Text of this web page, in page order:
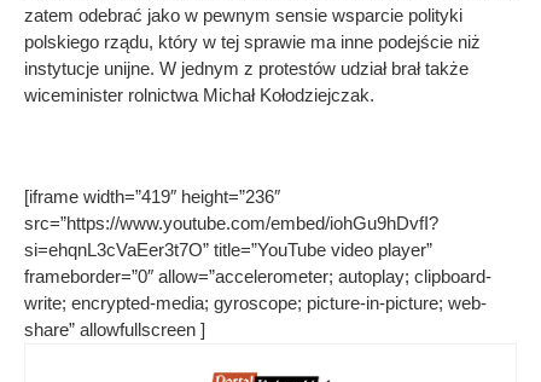
zatem odebrać jako w pewnym sensie wsparcie polityki
polskiego rządu, który w tej sprawie ma inne podejście niż
instytucje unijne. W jednym z protestów udział brał także
wiceminister rolnictwa Michał Kołodziejczak.
[iframe width=”419″ height=”236″
src=”https://www.youtube.com/embed/iohGu9hDvfI?
si=ehqnL3cVaEer3t7O” title=”YouTube video player”
frameborder=”0″ allow=”accelerometer; autoplay; clipboard-
write; encrypted-media; gyroscope; picture-in-picture; web-
share” allowfullscreen ]